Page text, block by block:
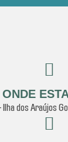
ONDE
Ilha dos Araújos